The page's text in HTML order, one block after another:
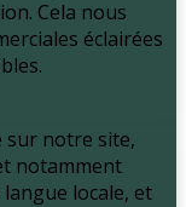
Cela nous
éclairées
sur notre site,
notamment
locale, et